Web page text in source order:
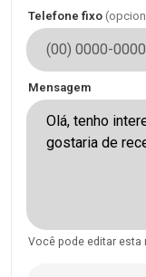
Telefone fixo
Mensagem
Você pode editar esta